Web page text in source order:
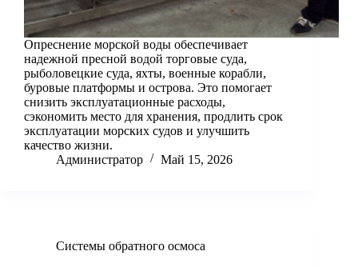
Опреснение морской воды обеспечивает
надежной пресной водой торговые суда,
рыболовецкие суда, яхты, военные корабли,
буровые платформы и острова. Это помогает
снизить эксплуатационные расходы,
сэкономить место для хранения, продлить срок
эксплуатации морских судов и улучшить
качество жизни.
Администратор
Май 15, 2026
Системы обратного осмоса